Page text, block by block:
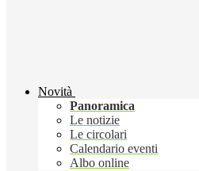
Novità
Panoramica
Le notizie
Le circolari
Calendario eventi
Albo online